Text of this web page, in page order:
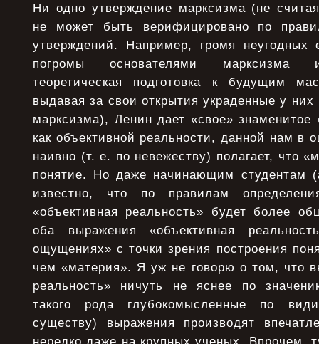
Ни одно утверждение марксизма (не
не может быть верифицировано по
утверждений. Например, громя
погромы основателями марксизма
теоретическая подготовка к будущим
выдавая за свои открытия украденные у
марксизма), Ленин дает «свое» знаменитое
как объективной реальности, данной нам
наивно (т. е. по невежеству) полагает, что
понятие. Но даже начинающим студентам
известно, что по правилам
«объективная реальность» будет более
оба выражения «объективная
ощущениях» с точки зрения построения
чем «материя». Я уж не говорю о том, что
реальность» ничуть не яснее по
такого рода глубокомысленные по
существу) выражения производят
нередко даже на крупных ученых. Впрочем,